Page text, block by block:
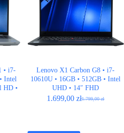
• i7-
Intel
HD •
Lenovo X1 Carbon G8 • i7-
10610U • 16GB • 512GB • Intel
UHD • 14″ FHD
1.799,00zł
Pierwotna
1.699,00zł
Aktualna